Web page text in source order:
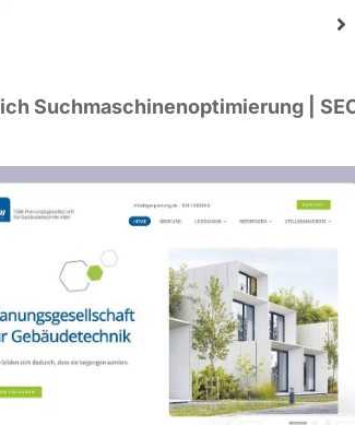
Such­ma­schi­nen­op­ti­mie­rung |